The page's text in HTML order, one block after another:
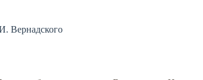
Вернадского